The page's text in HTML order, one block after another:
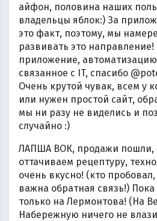
айфон, половина наших
владельцы яблок:) За
это факт, поэтому, мы
развивать это направление!
приложение,
связанное с IT, спасибо
Очень крутой чувак, всем у
или нужен простой сайт,
мы ни разу не виделись и
случайно :)
ЛАПША ВОК, продажи пошли,
оттачиваем рецептуру,
очень вкусно! (кто
важна обратная связь!)
только на Лермонтова! (На
Набережную ничего не